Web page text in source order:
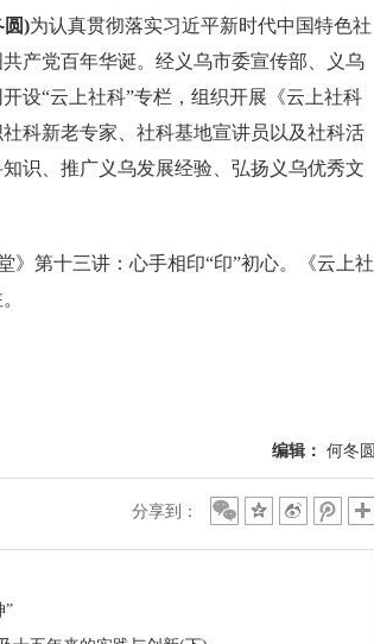
圆)为认真贯彻落实习近平新时代中国特色社
产党百年华诞。经义乌市委宣传部、义乌
设“云上社科”专栏，组织开展《云上社科
科新老专家、社科基地宣讲员以及社科活
识、推广义乌发展经验、弘扬义乌优秀文
第十三讲：心手相印“印”初心。《云上社
编辑： 何冬圆
分享到：
”